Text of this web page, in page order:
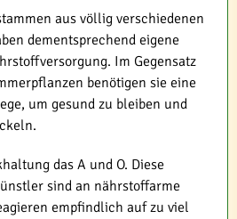
aus völlig verschiedenen
dementsprechend eigene
Im Gegensatz
benötigen sie eine
um gesund zu bleiben und
das A und O. Diese
sind an nährstoffarme
empfindlich auf zu viel